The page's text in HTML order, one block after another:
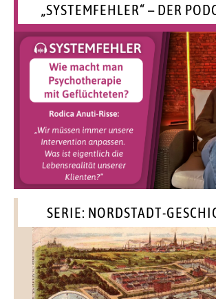
„SYSTEMFEHLER“ – DER
SERIE: NORDSTADT-